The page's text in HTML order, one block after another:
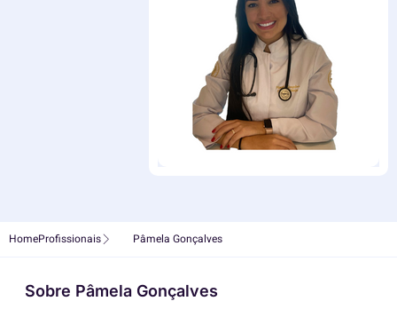
HomeProfissionais Pâmela Gonçalves
Sobre Pâmela Gonçalves